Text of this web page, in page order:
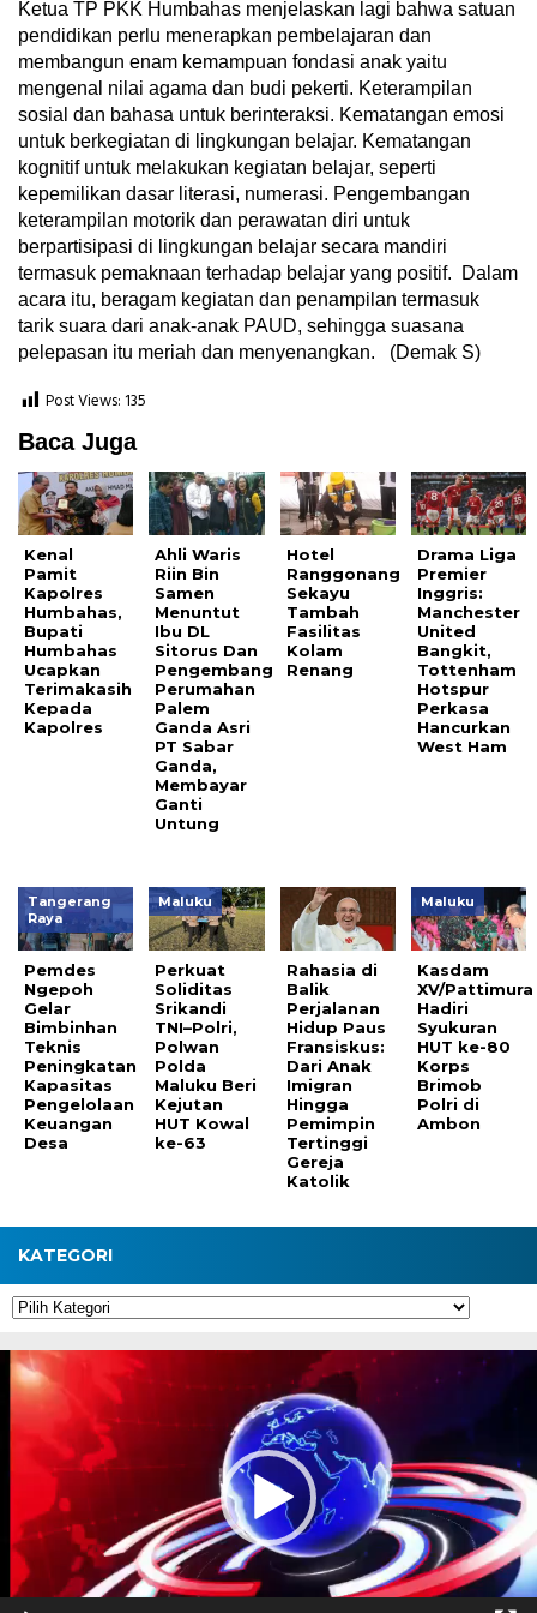
Ketua TP PKK Humbahas menjelaskan lagi bahwa satuan
pendidikan perlu menerapkan pembelajaran dan
membangun enam kemampuan fondasi anak yaitu
mengenal nilai agama dan budi pekerti. Keterampilan
sosial dan bahasa untuk berinteraksi. Kematangan emosi
untuk berkegiatan di lingkungan belajar. Kematangan
kognitif untuk melakukan kegiatan belajar, seperti
kepemilikan dasar literasi, numerasi. Pengembangan
keterampilan motorik dan perawatan diri untuk
berpartisipasi di lingkungan belajar secara mandiri
termasuk pemaknaan terhadap belajar yang positif. Dalam
acara itu, beragam kegiatan dan penampilan termasuk
tarik suara dari anak-anak PAUD, sehingga suasana
pelepasan itu meriah dan menyenangkan. (Demak S)
Post Views: 135
Baca Juga
Kenal
Pamit
Kapolres
Humbahas,
Bupati
Humbahas
Ucapkan
Terimakasih
Kepada
Kapolres
Ahli Waris
Riin Bin
Samen
Menuntut
Ibu DL
Sitorus Dan
Pengembang
Perumahan
Palem
Ganda Asri
PT Sabar
Ganda,
Membayar
Ganti
Untung
Hotel
Ranggonang
Sekayu
Tambah
Fasilitas
Kolam
Renang
Drama Liga
Premier
Inggris:
Manchester
United
Bangkit,
Tottenham
Hotspur
Perkasa
Hancurkan
West Ham
Tangerang
Raya
Pemdes
Ngepoh
Gelar
Bimbinhan
Teknis
Peningkatan
Kapasitas
Pengelolaan
Keuangan
Desa
Maluku
Perkuat
Soliditas
Srikandi
TNI–Polri,
Polwan
Polda
Maluku Beri
Kejutan
HUT Kowal
ke-63
Rahasia di
Balik
Perjalanan
Hidup Paus
Fransiskus:
Dari Anak
Imigran
Hingga
Pemimpin
Tertinggi
Gereja
Katolik
Maluku
Kasdam
XV/Pattimura
Hadiri
Syukuran
HUT ke-80
Korps
Brimob
Polri di
Ambon
KATEGORI
Kategori
Pemutar
Video